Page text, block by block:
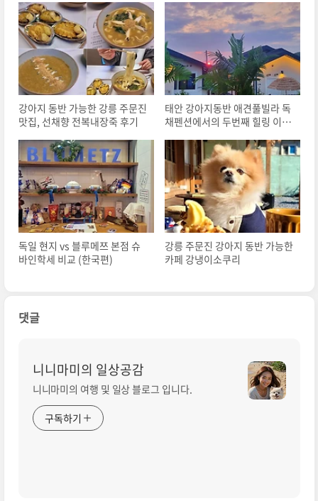
강아지 동반 가능한 강릉 주문진
맛집, 선채향 전복내장죽 후기
태안 강아지동반 애견풀빌라 독
채펜션에서의 두번째 힐링 이야
독일 현지 vs 블루메쯔 본점 슈
바인학세 비교 (한국편)
강릉 주문진 강아지 동반 가능한
카페 강냉이소쿠리
댓글
니니마미의 일상공감
니니마미의 여행 및 일상 블로그 입니다.
구독하기